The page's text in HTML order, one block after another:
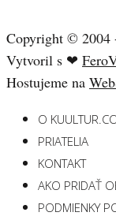
Copyright © 2004
Vytvoril s ❤
Hostujeme na
O
PRIATELIA
KONTAKT
AKO PRIDAŤ
PODMIENKY